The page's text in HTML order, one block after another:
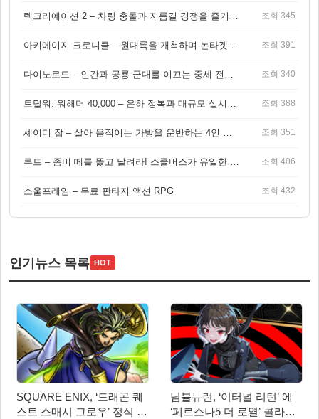
조회 345
조회 391
조회 340
조회 388
조회 351
조회 406
소울프레임 – 무료 판타지 액션 RPG 조회 432
인기뉴스 목록 HOT
SQUARE ENIX, ‘드래곤 퀘
스트 스매시 그로우’ 정식 출
님블뉴런, ‘이터널 리턴’ 에
‘페르소나5 더 로열’ 콜라보